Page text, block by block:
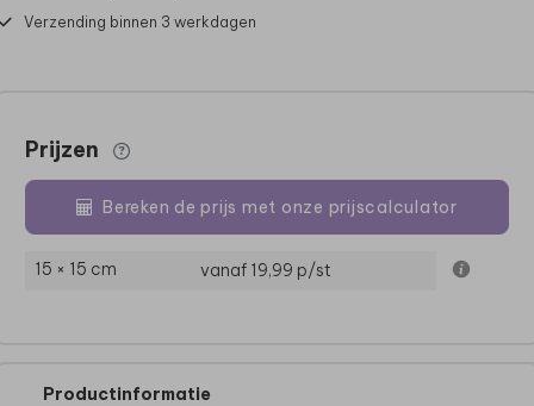
Verzending binnen 3 werkdagen
Prijzen
Bereken de prijs met onze prijscalculator
15 × 15 cm vanaf 19,99 p/st
Productinformatie